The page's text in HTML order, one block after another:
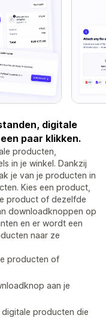
digitale
paar klikken.
producten,
in je winkel. Dankzij
je van je producten in
Kies een product,
product of dezelfde
downloadknoppen op
en er wordt een
naar ze
producten of
aan je
producten die